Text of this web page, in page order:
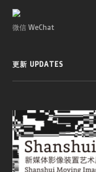
微信 WeChat
更新 UPDATES